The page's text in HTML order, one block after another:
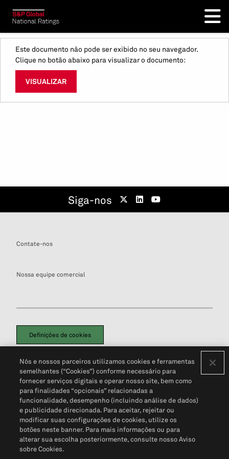
Este documento não pode ser exibido no seu navegador.
Clique no botão abaixo para visualizar o documento:
VISUALIZAR
Siga-nos
Contate-nos
Nossa equipe comercial
Definições de cookies
Política de PrivacidadePortal de privacidade do cliente (em inglês)
Não Venda Minhas Informações Pessoais© 2026 S&P Global
Nós e nossos parceiros utilizamos cookies e ferramentas
semelhantes (“Cookies”) conforme necessário para
fornecer serviços digitais e operar nosso site, bem como
para finalidades “opcionais” relacionadas a
funcionalidade, desempenho (incluindo análise de dados)
e publicidade direcionada. Para aceitar, rejeitar ou
modificar suas configurações de cookies, utilize os
botões neste banner. Para mais informações ou para
alterar sua escolha posteriormente, consulte nosso Aviso
sobre Cookies.